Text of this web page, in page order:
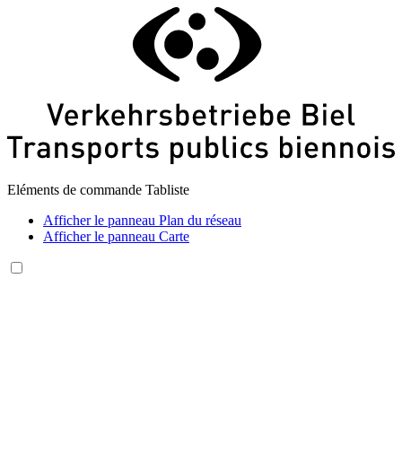
Eléments de commande Tabliste
Afficher le panneau Plan du réseau
Afficher le panneau Carte